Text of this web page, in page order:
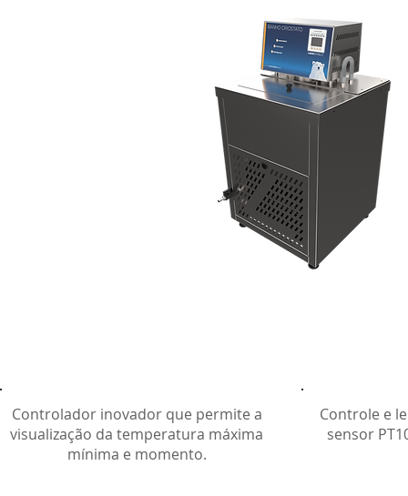
Controlador inovador que permite a
visualização da temperatura máxima
mínima e momento.
Controle e
sensor